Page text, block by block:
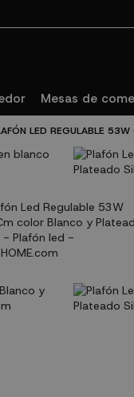
Mesas de
LED REGULABLE